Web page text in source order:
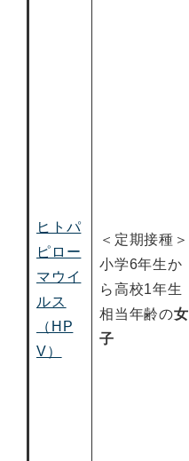
ヒトパ
ピロー
マウイ
ルス
（HP
V）
＜定期接種＞
小学6年生か
ら高校1年生
相当年齢の女
子